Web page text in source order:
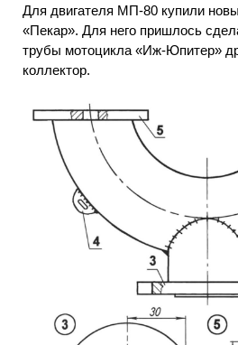
Для двигателя МП-80 купили
«Пекар». Для него пришлось
трубы мотоцикла «Иж-Юпитер»
коллектор.